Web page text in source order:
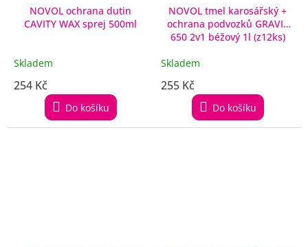
NOVOL ochrana dutin
CAVITY WAX sprej 500ml
Skladem
254 Kč
Do košíku
NOVOL tmel karosářský +
ochrana podvozků GRAVIT
650 2v1 béžový 1l (z12ks)
Skladem
255 Kč
Do košíku